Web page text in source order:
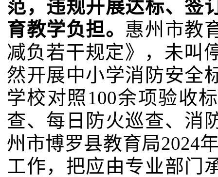
范，违规开展达标、签
育教学负担。 惠州市教
减负若干规定》，未叫
然开展中小学消防安全
学校对照100余项验收
查、每日防火巡查、消
州市博罗县教育局2024
工作，把应由专业部门